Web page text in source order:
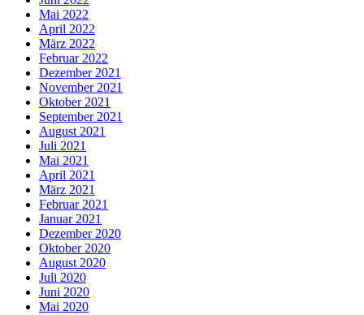
Mai 2022
April 2022
März 2022
Februar 2022
Dezember 2021
November 2021
Oktober 2021
September 2021
August 2021
Juli 2021
Mai 2021
April 2021
März 2021
Februar 2021
Januar 2021
Dezember 2020
Oktober 2020
August 2020
Juli 2020
Juni 2020
Mai 2020